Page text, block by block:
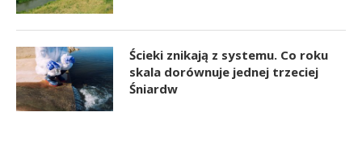
Ścieki znikają z systemu. Co roku
skala dorównuje jednej trzeciej
Śniardw